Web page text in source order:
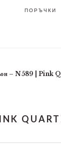
ПОРЪЧКИ
– N589 | Pink